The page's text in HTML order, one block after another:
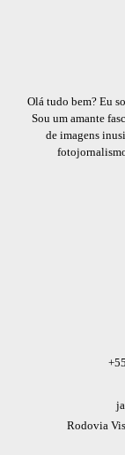
Olá tudo bem? Eu
Sou um amante
de imagens
Rodovia